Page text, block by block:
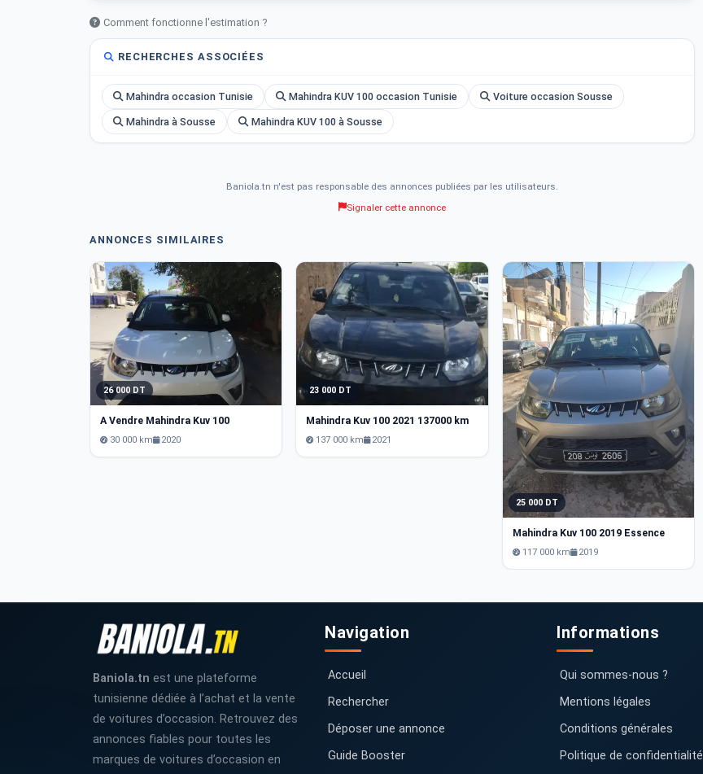
Comment fonctionne l'estimation ?
RECHERCHES ASSOCIÉES
Mahindra occasion Tunisie Mahindra KUV 100 occasion Tunisie Voiture occasion Sousse
Mahindra à Sousse Mahindra KUV 100 à Sousse
Baniola.tn n'est pas responsable des annonces publiées par les utilisateurs.
Signaler cette annonce
ANNONCES SIMILAIRES
26 000 DT
A Vendre Mahindra Kuv 100
30 000 km 2020
23 000 DT
Mahindra Kuv 100 2021 137000 km
137 000 km 2021
25 000 DT
Mahindra Kuv 100 2019 Essence
117 000 km 2019
Baniola.tn est une plateforme
tunisienne dédiée à l’achat et la vente
de voitures d’occasion. Retrouvez des
annonces fiables pour toutes les
marques de voitures d’occasion en
Navigation
Accueil
Rechercher
Déposer une annonce
Guide Booster
Informations
Qui sommes-nous ?
Mentions légales
Conditions générales
Politique de confidentialité